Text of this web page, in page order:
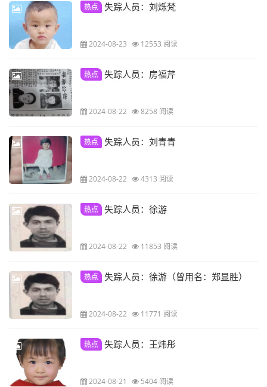
热点 失踪人员：刘烁梵
2024-08-23 12553 阅读
热点 失踪人员：房福芹
2024-08-22 8258 阅读
热点 失踪人员：刘青青
2024-08-22 4313 阅读
热点 失踪人员：徐游
2024-08-22 11853 阅读
热点 失踪人员：徐游（曾用名：郑显胜）
2024-08-22 11771 阅读
热点 失踪人员：王炜彤
2024-08-21 5404 阅读